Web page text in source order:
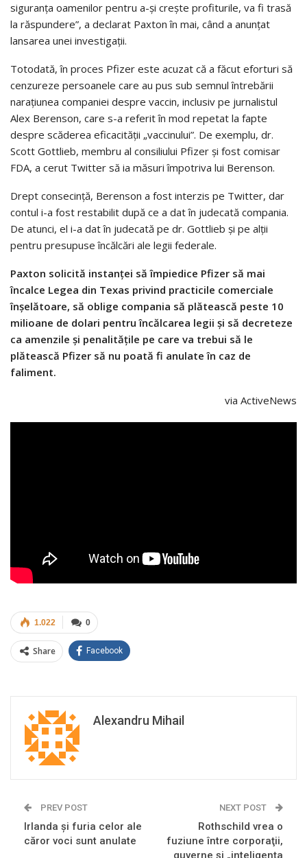
siguranța oamenilor pentru a-și crește profiturile, va fi trasă
la răspundere”, a declarat Paxton în mai, când a anunțat
lansarea unei investigații.
Totodată, în proces Pfizer este acuzat că a făcut eforturi să
cenzureze persoanele care au pus sub semnul întrebării
narațiunea companiei despre vaccin, inclusiv pe jurnalistul
Alex Berenson, care s-a referit în mod repetat la fapte
despre scăderea eficacității „vaccinului”. De exemplu, dr.
Scott Gottlieb, membru al consiliului Pfizer și fost comisar
FDA, a cerut Twitter să ia măsuri împotriva lui Berenson.
Drept consecință, Berenson a fost interzis pe Twitter, dar
contul i-a fost restabilit după ce a dat în judecată compania.
De atunci, el i-a dat în judecată pe dr. Gottlieb și pe alții
pentru presupuse încălcări ale legii federale.
Paxton solicită instanței să împiedice Pfizer să mai
încalce Legea din Texas privind practicile comerciale
înșelătoare, să oblige compania să plătească peste 10
milioane de dolari pentru încălcarea legii și să decreteze
ca amenzile și penalitățile pe care va trebui să le
plătească Pfizer să nu poată fi anulate în caz de
faliment.
via ActiveNews
0
1.022
Share Facebook
Alexandru Mihail
PREV POST
Irlanda şi furia celor ale
căror voci sunt anulate
NEXT POST
Rothschild vrea o
fuziune între corporaţii,
guverne şi „inteligența